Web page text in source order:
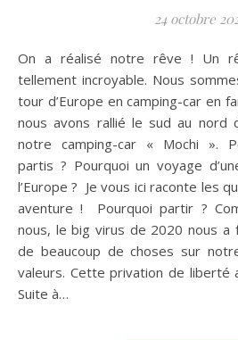
24 octobre
On a réalisé notre rêve ! Un rêve un peu fou, mais
tellement incroyable. Nous
tour d’Europe en camping-car en
nous avons rallié le sud au nord
notre camping-car « Mochi ».
partis ? Pourquoi un voyage
l’Europe ? Je vous ici raconte les
aventure ! Pourquoi partir ?
nous, le big virus de 2020 nous a
de beaucoup de choses sur
valeurs. Cette privation de liberté
Suite à…